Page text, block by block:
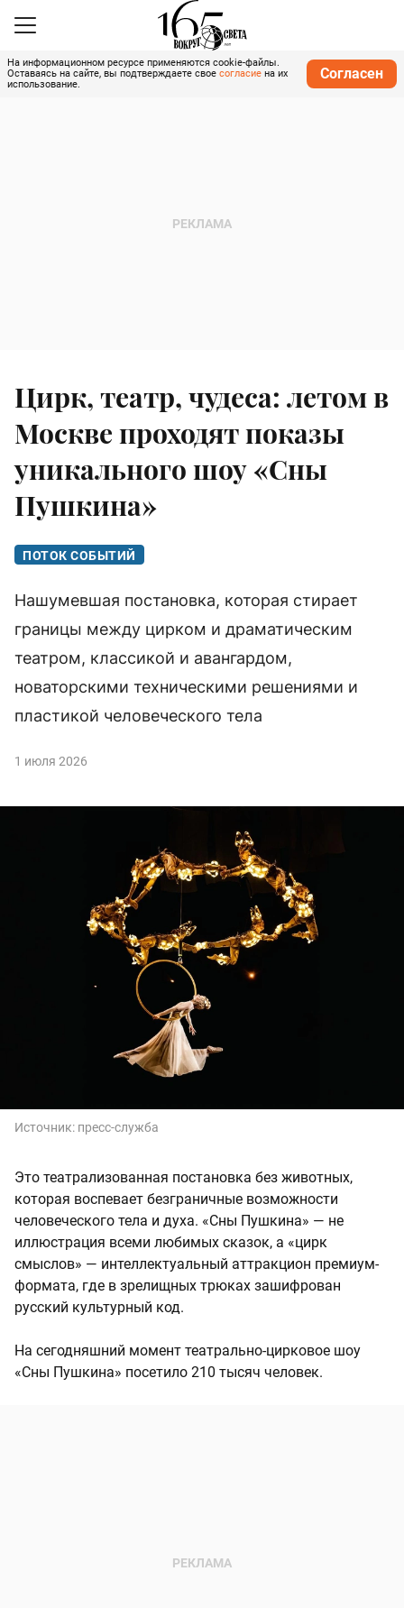
На информационном ресурсе применяются cookie-файлы.
Оставаясь на сайте, вы подтверждаете свое согласие на их
использование.
Согласен
Цирк, театр, чудеса: летом в
Москве проходят показы
уникального шоу «Сны
Пушкина»
ПОТОК СОБЫТИЙ
Нашумевшая постановка, которая стирает
границы между цирком и драматическим
театром, классикой и авангардом,
новаторскими техническими решениями и
пластикой человеческого тела
1 июля 2026
Источник: пресс-служба
Это театрализованная постановка без животных,
которая воспевает безграничные возможности
человеческого тела и духа. «Сны Пушкина» — не
иллюстрация всеми любимых сказок, а «цирк
смыслов» — интеллектуальный аттракцион премиум-
формата, где в зрелищных трюках зашифрован
русский культурный код.
На сегодняшний момент театрально-цирковое шоу
«Сны Пушкина» посетило 210 тысяч человек.